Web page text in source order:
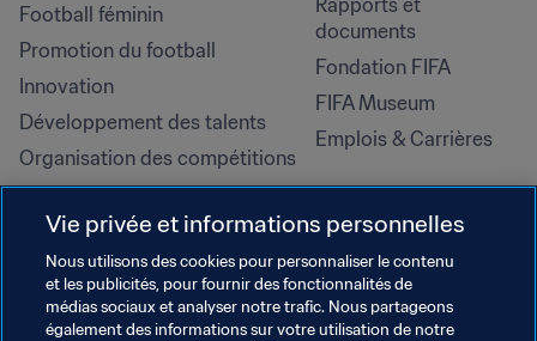
Football féminin
Promotion du football
Innovation
Développement des talents
Organisation des compétitions
Développement durable
Droits de l'homme et lutte contre
la discrimination
Santé et médical
Initiatives en matière de
Rapports et
documents
Fondation FIFA
FIFA Museum
Emplois & Carrières
Vie privée et informations personnelles
Nous utilisons des cookies pour personnaliser le contenu
et les publicités, pour fournir des fonctionnalités de
médias sociaux et analyser notre trafic. Nous partageons
également des informations sur votre utilisation de notre